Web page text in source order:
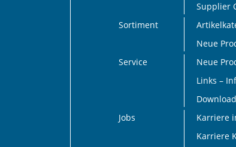
Supplier
Sortiment
Neue
Service
Neue
Links –
Jobs
Karriere
Karriere